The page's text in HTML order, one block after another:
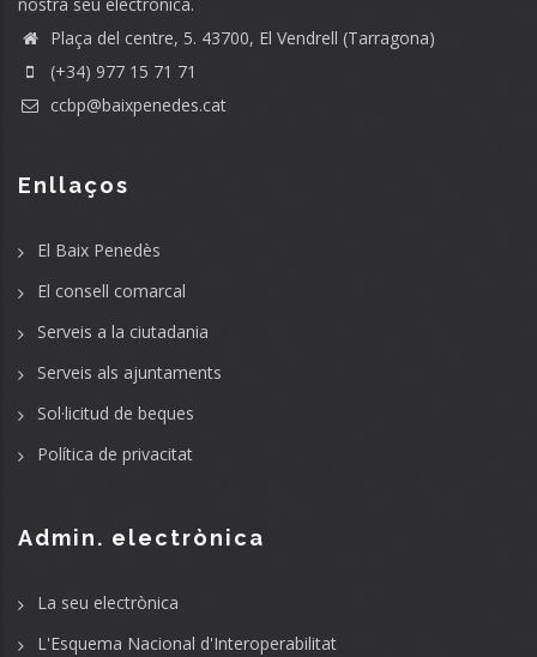
Plaça del centre, 5. 43700, El Vendrell (Tarragona)
(+34) 977 15 71 71
ccbp@baixpenedes.cat
Enllaços
El Baix Penedès
El consell comarcal
Serveis a la ciutadania
Serveis als ajuntaments
Sol·licitud de beques
Política de privacitat
Admin. electrònica
La seu electrònica
L'Esquema Nacional d'Interoperabilitat